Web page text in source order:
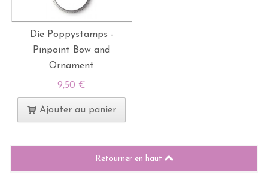
Die Poppystamps -
Pinpoint Bow and
Ornament
9,50 €
Ajouter au panier
Retourner en haut